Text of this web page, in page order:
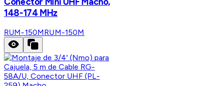
148-174 MHz
RUM-150MRUM-150M